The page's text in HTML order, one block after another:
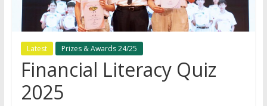
Latest Prizes & Awards 24/25
Financial Literacy Quiz
2025